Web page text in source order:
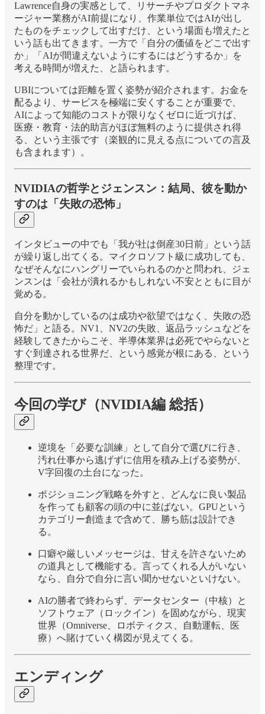
Lawrence自身の実感として、リサーチやプロダクトマネ
ージャー業務がAI前提になり、作業単位ではAIが出し
たものをチェックして出すだけ、という場面も増えたと
いう話も出てきます。一方で「自分の価値をどこで出す
か」「AIが間違えないようにするにはどうするか」を
考える時間が増えた、と語られます。
UBIについては距離を置く姿勢が紹介されます。お金を
配るより、サービスを極端に安くすることが重要で、
AIによって知能のコストが限りなくゼロに近づけば、
医療・教育・法的助言がほぼ無料のように提供され得
る、という主張です（楽観的に見える点についての言及
も含まれます）。
NVIDIAの哲学とジェンスン：結局、彼を動か
すのは「失敗の恐怖」
インタビューの中でも「我が社は倒産30日前」という話
が繰り返し出てくる。マイクロソフト級に成功しても、
なぜそんなにハングリーでいられるのかと問われ、ジェ
ンスンは「会社が潰れるかもしれない不安とともに目が
覚める。
自分を動かしているのは成功や欲望ではなく、失敗の恐
怖だ」と語る。NV1、NV2の失敗、返品ラッシュなどを
経験してきたからこそ、半導体業界は必死でやらないと
すぐ到達される世界だ、という感覚が根にある、という
整理です。
今回の学び（NVIDIA編 総括）
逆境を「必要な訓練」として自分で選びに行き、
汚れ仕事から逃げずに信用を積み上げる姿勢が、
V字回復の土台になった。
ポジショニング戦略を外すと、どんなに良い製品
を作っても顧客の頭の中に並ばない。GPUという
カテゴリー創造まで含めて、勝ち筋は設計でき
る。
口癖や厳しいメッセージは、甘えを許さないため
の道具として機能する。言ってくれる人がいない
なら、自分で自分に言い聞かせないといけない。
AIの勝者で終わらず、データセンター（中核）と
ソフトウェア（ロックイン）を固めながら、現実
世界（Omniverse、ロボティクス、自動運転、医
療）へ賭けていく構図が見えてくる。
エンディング